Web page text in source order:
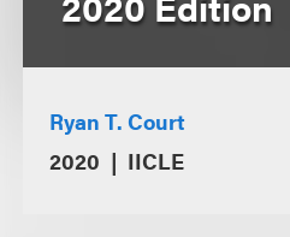
Ryan T. Court
2020
IICLE